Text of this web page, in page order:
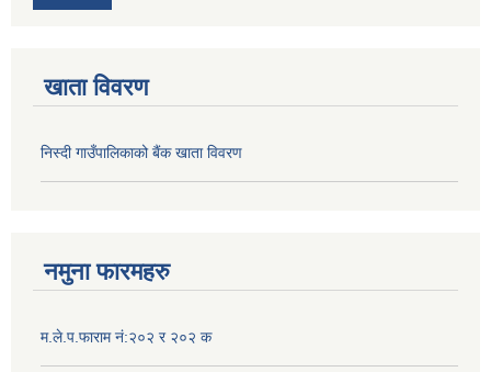
खाता विवरण
निस्दी गाउँपालिकाको बैंक खाता विवरण
नमुना फारमहरु
म.ले.प.फाराम नं:२०२ र २०२ क